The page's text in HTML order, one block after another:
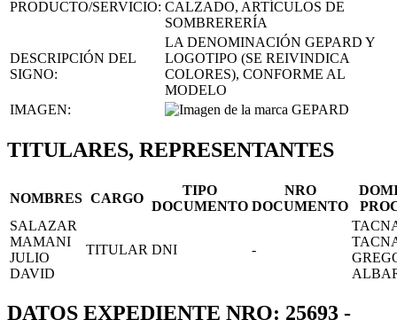
PRODUCTO/SERVICIO: CALZADO, ARTÍCULOS DE
SOMBRERERÍA
DESCRIPCIÓN DEL
SIGNO:
LA DENOMINACIÓN GEPARD Y
LOGOTIPO (SE REIVINDICA
COLORES), CONFORME AL
MODELO
IMAGEN:
TITULARES, REPRESENTANTES
NOMBRES CARGO
TIPO
DOCUMENTO
NRO
DOCUMENTO
SALAZAR
MAMANI
JULIO
DAVID
TITULAR DNI -
DATOS EXPEDIENTE NRO: 25693 -